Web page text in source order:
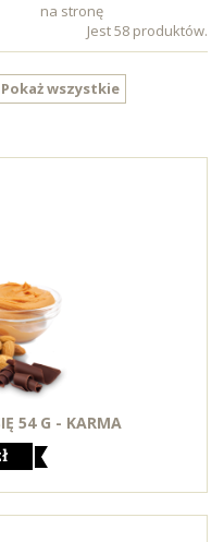
na stronę
Jest 58 produktów.
Pokaż wszystkie
54 G - KARMA